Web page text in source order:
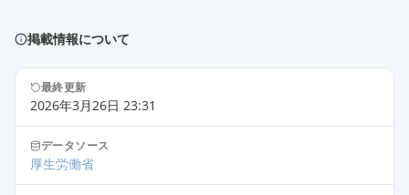
炭酸ランタン顆粒分包250mg「トー
薬価 29.00 円
炭酸ランタン顆粒分包
250mg「JG」
薬価 29.00 円
掲載情報について
最終更新
2026年3月26日 23:31
データソース
厚生労働省